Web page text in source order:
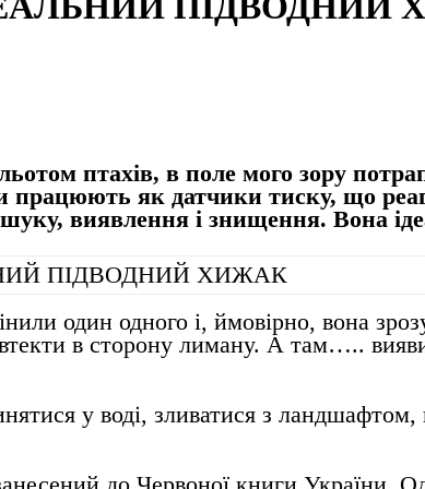
птахів, в поле мого зору
працюють як датчики тиску, що
виявлення і знищення. Вона
один одного і, ймовірно, вона
в сторону лиману. А там…..
у воді, зливатися з